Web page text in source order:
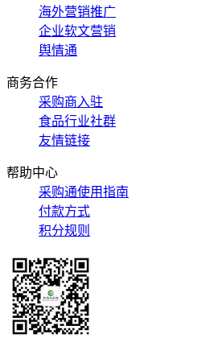
海外营销推广
企业软文营销
舆情通
商务合作
采购商入驻
食品行业社群
友情链接
帮助中心
采购通使用指南
付款方式
积分规则